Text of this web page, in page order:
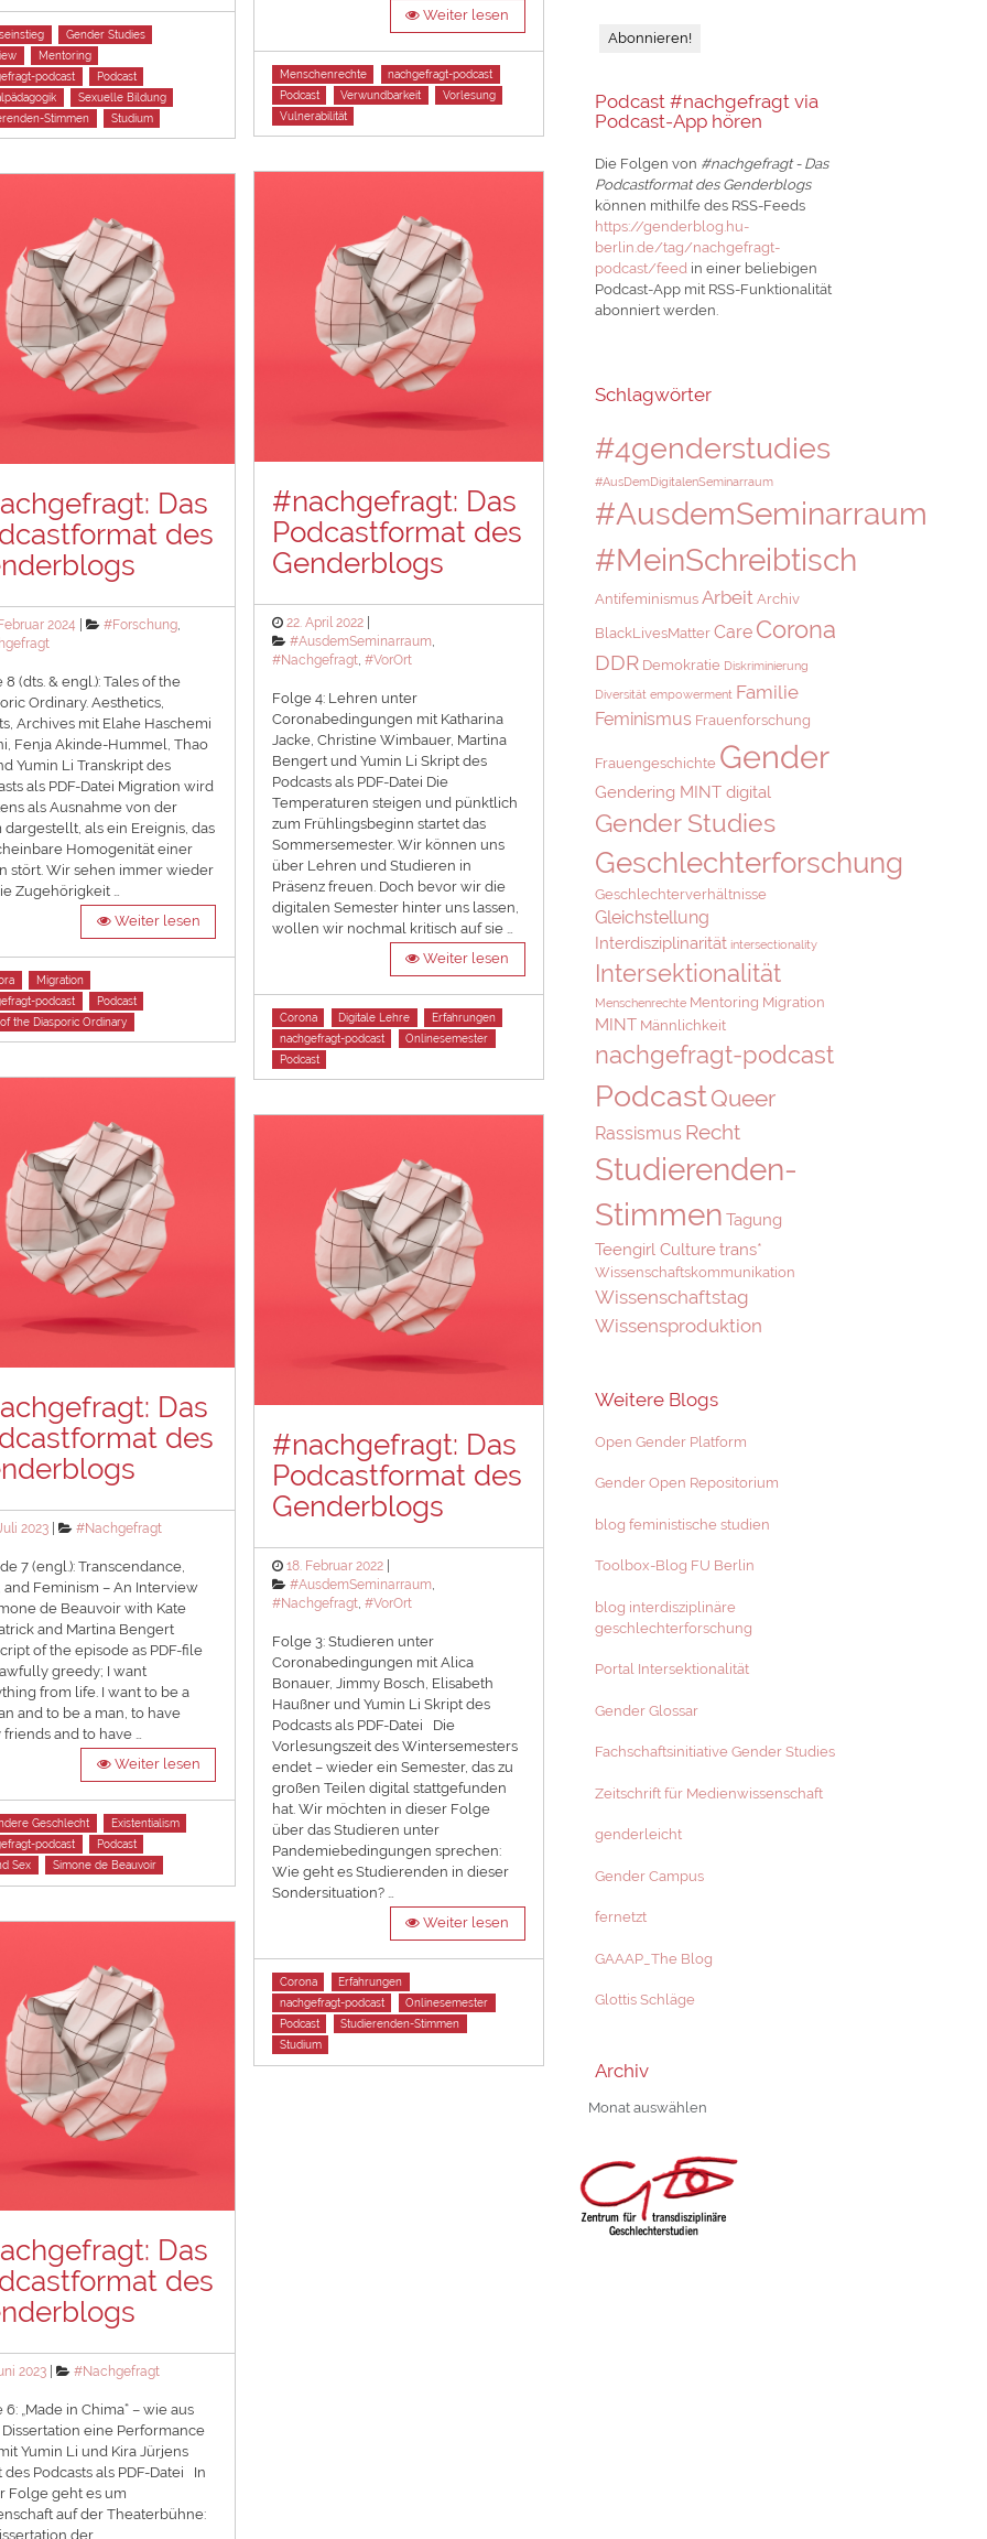
Gender Studies
Mentoring
podcast
Podcast
Sexuelle Bildung
Stimmen
Studium
Das
des
2024 Categories
#Forschung,
8 (dts. & engl.): Tales of the
Ordinary. Aesthetics,
Archives mit Elahe Haschemi
Fenja Akinde-Hummel, Thao
Yumin Li Transkript des
als PDF-Datei Migration wird
als Ausnahme von der
dargestellt, als ein Ereignis, das
Homogenität einer
stört. Wir sehen immer wieder
Zugehörigkeit …
Weiter lesen
Migration
podcast
Podcast
the Diasporic Ordinary
Das
des
2023 Categories
#Nachgefragt
7 (engl.): Transcendance,
and Feminism – An Interview
de Beauvoir with Kate
and Martina Bengert
of the episode as PDF-file
awfully greedy; I want
from life. I want to be a
and to be a man, to have
friends and to have …
Weiter lesen
Geschlecht
Existentialism
podcast
Podcast
Sex
Simone de Beauvoir
Das
des
2023 Categories
#Nachgefragt
6: „Made in Chima“ – wie aus
eine Performance
Yumin Li und Kira Jürjens
des Podcasts als PDF-Datei In
Folge geht es um
auf der Theaterbühne:
der
Weiter lesen
Tags
Menschenrechte
nachgefragt-podcast
Podcast
Verwundbarkeit
Vorlesung
Vulnerabilität
#nachgefragt: Das
Podcastformat des
Genderblogs
Posted
on
22. April 2022
Categories
#AusdemSeminarraum,
#Nachgefragt,#VorOrt
Folge 4: Lehren unter
Coronabedingungen mit Katharina
Jacke, Christine Wimbauer, Martina
Bengert und Yumin Li Skript des
Podcasts als PDF-Datei Die
Temperaturen steigen und pünktlich
zum Frühlingsbeginn startet das
Sommersemester. Wir können uns
über Lehren und Studieren in
Präsenz freuen. Doch bevor wir die
digitalen Semester hinter uns lassen,
wollen wir nochmal kritisch auf sie …
Weiter lesen
Tags
Corona Digitale Lehre
Erfahrungen
nachgefragt-podcast
Onlinesemester
Podcast
#nachgefragt: Das
Podcastformat des
Genderblogs
Posted
on
18. Februar 2022
Categories
#AusdemSeminarraum,
#Nachgefragt,#VorOrt
Folge 3: Studieren unter
Coronabedingungen mit Alica
Bonauer, Jimmy Bosch, Elisabeth
Haußner und Yumin Li Skript des
Podcasts als PDF-Datei Die
Vorlesungszeit des Wintersemesters
endet – wieder ein Semester, das zu
großen Teilen digital stattgefunden
hat. Wir möchten in dieser Folge
über das Studieren unter
Pandemiebedingungen sprechen:
Wie geht es Studierenden in dieser
Sondersituation? …
Weiter lesen
Tags
Corona
Erfahrungen
nachgefragt-podcast
Onlinesemester
Podcast
Studierenden-Stimmen
Studium
Podcast #nachgefragt via
Podcast-App hören
Die Folgen von #nachgefragt - Das
Podcastformat des Genderblogs
können mithilfe des RSS-Feeds
https://genderblog.hu-
berlin.de/tag/nachgefragt-
podcast/feed in einer beliebigen
Podcast-App mit RSS-Funktionalität
abonniert werden.
Schlagwörter
#4genderstudies
#AusDemDigitalenSeminarraum
#AusdemSeminarraum
#MeinSchreibtisch
Antifeminismus Arbeit Archiv
BlackLivesMatter Care Corona
DDR Demokratie Diskriminierung
Diversität empowerment Familie
Feminismus Frauenforschung
Frauengeschichte Gender
Gendering MINT digital
Gender Studies
Geschlechterforschung
Geschlechterverhältnisse
Gleichstellung
Interdisziplinarität intersectionality
Intersektionalität
Menschenrechte Mentoring Migration
MINT Männlichkeit
nachgefragt-podcast
PodcastQueer
Rassismus Recht
Studierenden-
Stimmen Tagung
Teengirl Culturetrans*
Wissenschaftskommunikation
Wissenschaftstag
Wissensproduktion
Weitere Blogs
Open Gender Platform
Gender Open Repositorium
blog feministische studien
Toolbox-Blog FU Berlin
blog interdisziplinäre
geschlechterforschung
Portal Intersektionalität
Gender Glossar
Fachschaftsinitiative Gender Studies
Zeitschrift für Medienwissenschaft
genderleicht
Gender Campus
fernetzt
GAAAP_The Blog
Glottis Schläge
Archiv
Archiv